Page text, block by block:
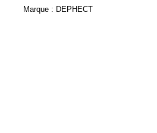
Marque : DEPHECT